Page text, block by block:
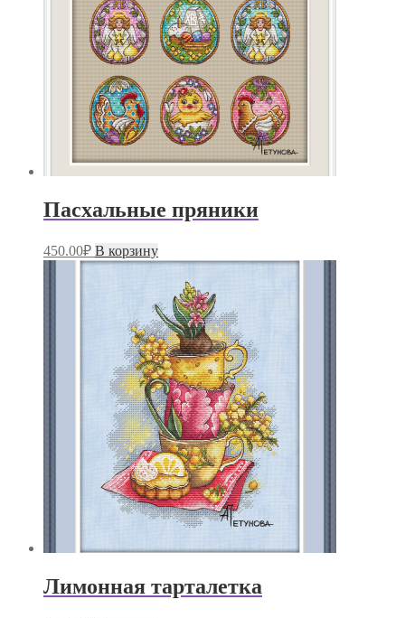
Пасхальные пряники
450.00₽ В корзину
Лимонная тарталетка